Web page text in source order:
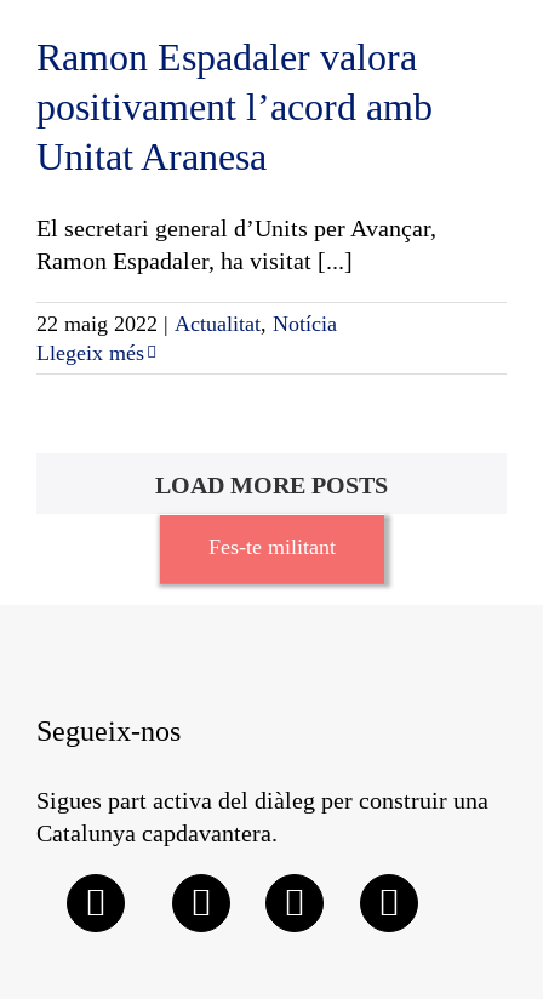
Ramon Espadaler valora
positivament l’acord amb
Unitat Aranesa
El secretari general d’Units per Avançar,
Ramon Espadaler, ha visitat [...]
22 maig 2022 | Actualitat, Notícia
Llegeix més
LOAD MORE POSTS
Fes-te militant
Segueix-nos
Sigues part activa del diàleg per construir una
Catalunya capdavantera.